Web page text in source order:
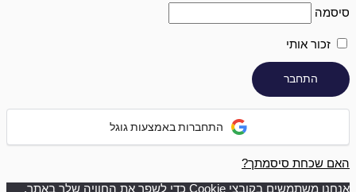
סיסמה
זכור אותי
התחברות באמצעות גוגל
האם שכחת סיסמתך?
אנחנו משתמשים בקובצי Cookie כדי לשפר את החוויה שלך באתר.